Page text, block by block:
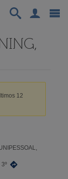
12